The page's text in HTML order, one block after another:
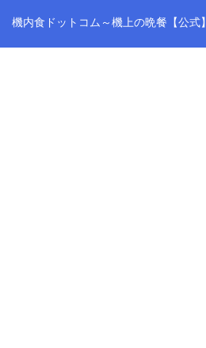
機内食ドットコム～機上の晩餐【公式】